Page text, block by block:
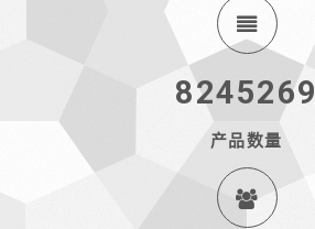
8245269
产品数量